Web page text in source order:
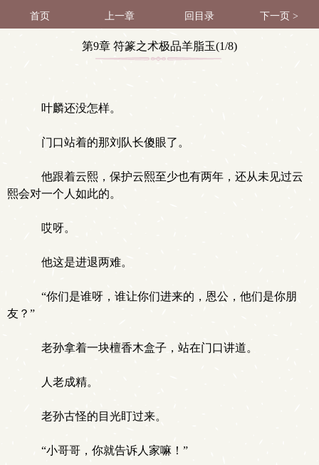
首页 上一章 回目录 下一页 >
第9章 符篆之术极品羊脂玉(1/8)
叶麟还没怎样。
门口站着的那刘队长傻眼了。
他跟着云熙，保护云熙至少也有两年，还从未见过云
熙会对一个人如此的。
哎呀。
他这是进退两难。
“你们是谁呀，谁让你们进来的，恩公，他们是你朋
友？”
老孙拿着一块檀香木盒子，站在门口讲道。
人老成精。
老孙古怪的目光盯过来。
“小哥哥，你就告诉人家嘛！”